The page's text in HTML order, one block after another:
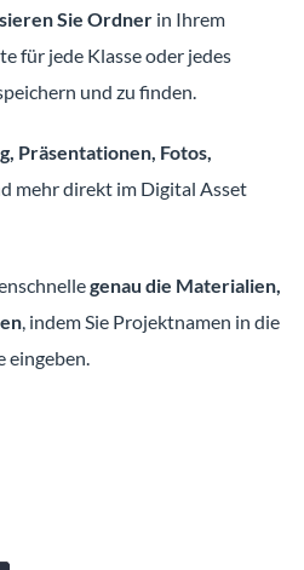
Sie Ordner in Ihrem
für jede Klasse oder jedes
und zu finden.
Präsentationen, Fotos,
mehr direkt im Digital Asset
genau die Materialien,
, indem Sie Projektnamen in die
eingeben.